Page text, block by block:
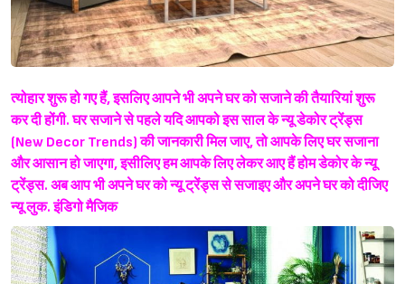
त्योहार शुरू हो गए हैं, इसलिए आपने भी अपने घर को सजाने की तैयारियां शुरू
कर दी होंगी. घर सजाने से पहले यदि आपको इस साल के न्यू डेकोर ट्रेंड्स
(New Decor Trends) की जानकारी मिल जाए, तो आपके लिए घर सजाना
और आसान हो जाएगा, इसीलिए हम आपके लिए लेकर आए हैं होम डेकोर के न्यू
ट्रेंड्स. अब आप भी अपने घर को न्यू ट्रेंड्स से सजाइए और अपने घर को दीजिए
न्यू लुक. इंडिगो मैजिक